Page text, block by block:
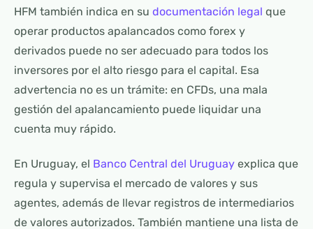
HFM también indica en su documentación legal que
operar productos apalancados como forex y
derivados puede no ser adecuado para todos los
inversores por el alto riesgo para el capital. Esa
advertencia no es un trámite: en CFDs, una mala
gestión del apalancamiento puede liquidar una
cuenta muy rápido.
En Uruguay, el Banco Central del Uruguay explica que
regula y supervisa el mercado de valores y sus
agentes, además de llevar registros de intermediarios
de valores autorizados. También mantiene una lista de